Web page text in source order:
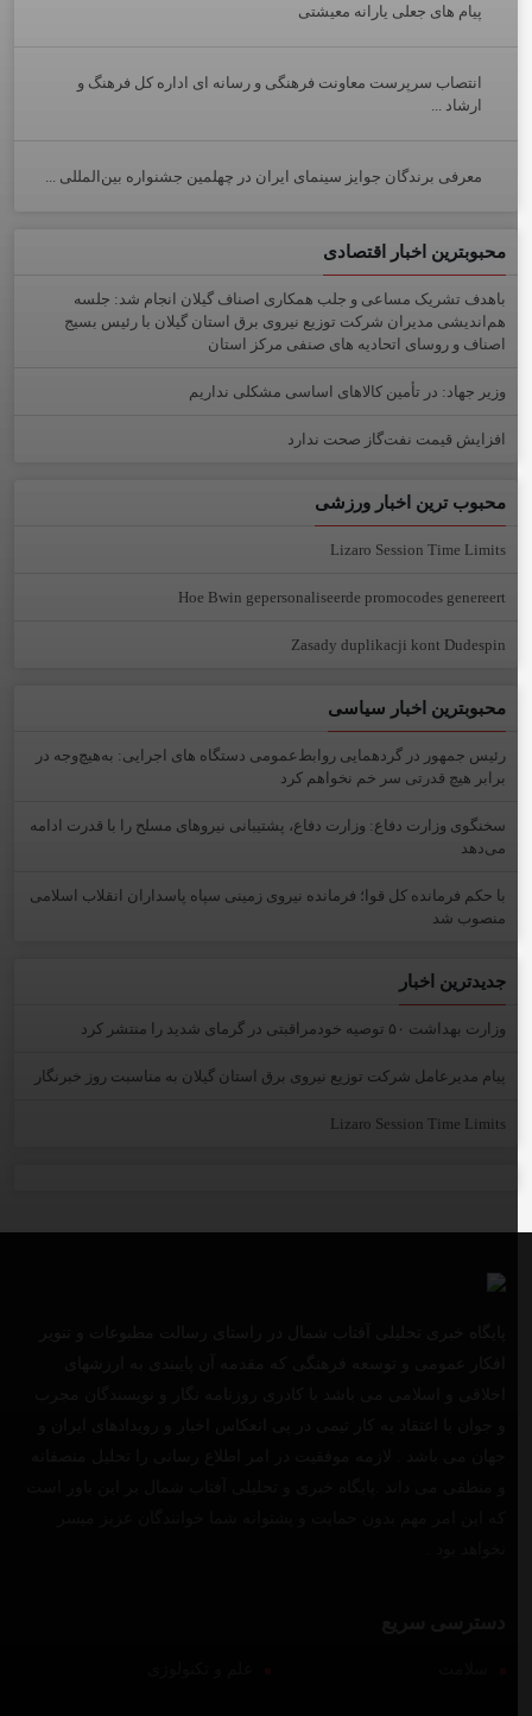
پیام های جعلی یارانه معیشتی
انتصاب سرپرست معاونت فرهنگی و رسانه ای اداره کل فرهنگ و
ارشاد ...
معرفی برندگان جوایز سینمای ایران در چهلمین جشنواره بین‌المللی ...
محبوبترین اخبار اقتصادی
باهدف تشریک مساعی و جلب همکاری اصناف گیلان انجام شد: جلسه
هم‌اندیشی مدیران شركت توزیع نیروی برق استان گیلان با رئیس بسیج
اصناف و روسای اتحادیه های صنفی مركز استان
وزیر جهاد: در تأمین کالاهای اساسی مشکلی نداریم
افزایش قیمت نفت‌گاز صحت ندارد
محبوب ترین اخبار ورزشی
Lizaro Session Time Limits
Hoe Bwin gepersonaliseerde promocodes genereert
Zasady duplikacji kont Dudespin
محبوبترین اخبار سیاسی
رئیس جمهور در گردهمایی روابط‌عمومی دستگاه های اجرایی: به‌هیچ‌وجه در
برابر هیچ قدرتی سر خم نخواهم کرد
سخنگوی وزارت دفاع: وزارت دفاع، پشتیبانی نیرو‌های مسلح را با قدرت ادامه
می‌دهد
با حکم فرمانده کل قوا؛ فرمانده نیروی زمینی سپاه پاسداران انقلاب اسلامی
منصوب شد
جدیدترین اخبار
وزارت بهداشت ۵۰ توصیه خودمراقبتی در گرمای شدید را منتشر کرد
پیام مدیرعامل شركت توزیع نیروی برق استان گیلان به مناسبت روز خبرنگار ‌
Lizaro Session Time Limits